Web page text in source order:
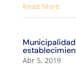
Read More
Abr 5, 2019